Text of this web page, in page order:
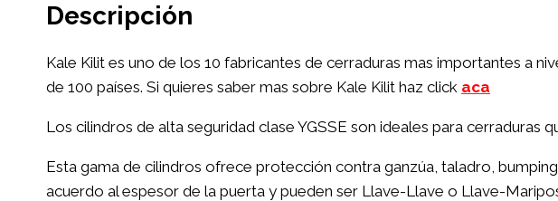
Descripción
Kale Kilit es uno de los 10 fabricantes de cerraduras mas importantes a
de 100 países. Si quieres saber mas sobre Kale Kilit haz click aca
Los cilindros de alta seguridad clase YGSSE son ideales para
Esta gama de cilindros ofrece protección contra ganzúa, taladro,
acuerdo al espesor de la puerta y pueden ser Llave-Llave o Llave-